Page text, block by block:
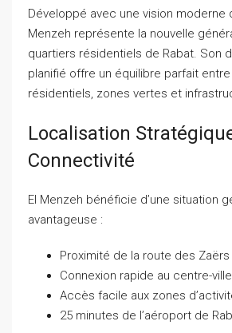
Développé avec une vision moderne
Menzeh représente la nouvelle
quartiers résidentiels de Rabat. Son
planifié offre un équilibre parfait
résidentiels, zones vertes et
Localisation
Connectivité
El Menzeh bénéficie d’une situation
avantageuse :
Proximité de la route des Zaërs
Connexion rapide au centre-ville
Accès facile aux zones
25 minutes de l’aéroport de